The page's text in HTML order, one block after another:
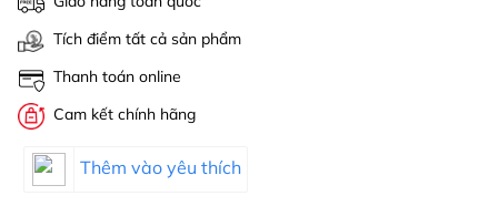
Tích điểm tất cả sản phẩm
Thanh toán online
Cam kết chính hãng
Thêm vào yêu thích